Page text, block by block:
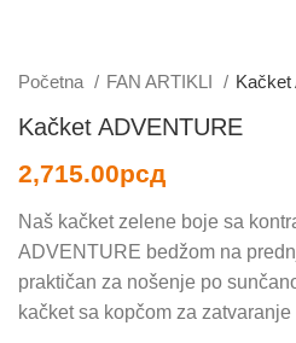
Početna FAN ARTIKLI Kačket
Kačket ADVENTURE
2,715.00рсд
Naš kačket zelene boje sa
ADVENTURE bedžom na
praktičan za nošenje po
kačket sa kopčom za